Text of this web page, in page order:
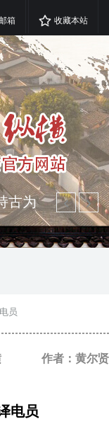
箱 收藏本站
古为
民族
员
作者：黄尔贤
电员